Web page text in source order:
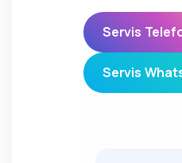
Servis
Servis